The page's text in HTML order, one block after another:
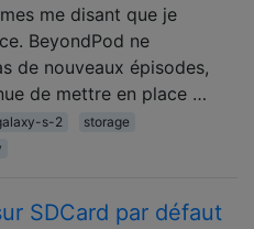
me disant que je
BeyondPod ne
de nouveaux épisodes,
de mettre en place …
s-2
storage
SDCard par défaut